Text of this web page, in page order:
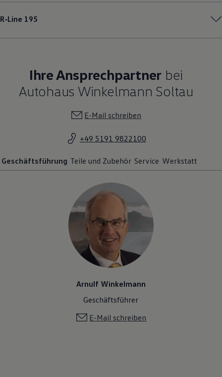
R‑Line 195
Ihre Ansprechpartner bei
Autohaus Winkelmann Soltau
E-Mail schreiben
+49 5191 9822100
Geschäftsführung Teile und Zubehör Service Werkstatt
Arnulf Winkelmann
Geschäftsführer
E-Mail schreiben